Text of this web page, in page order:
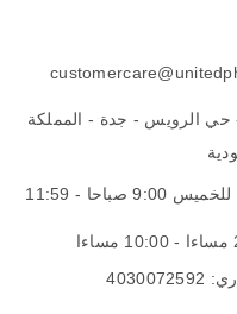
حي الرويس - جدة - المملكة
من السبت - للخميس 9:00 صباحا - 11:59